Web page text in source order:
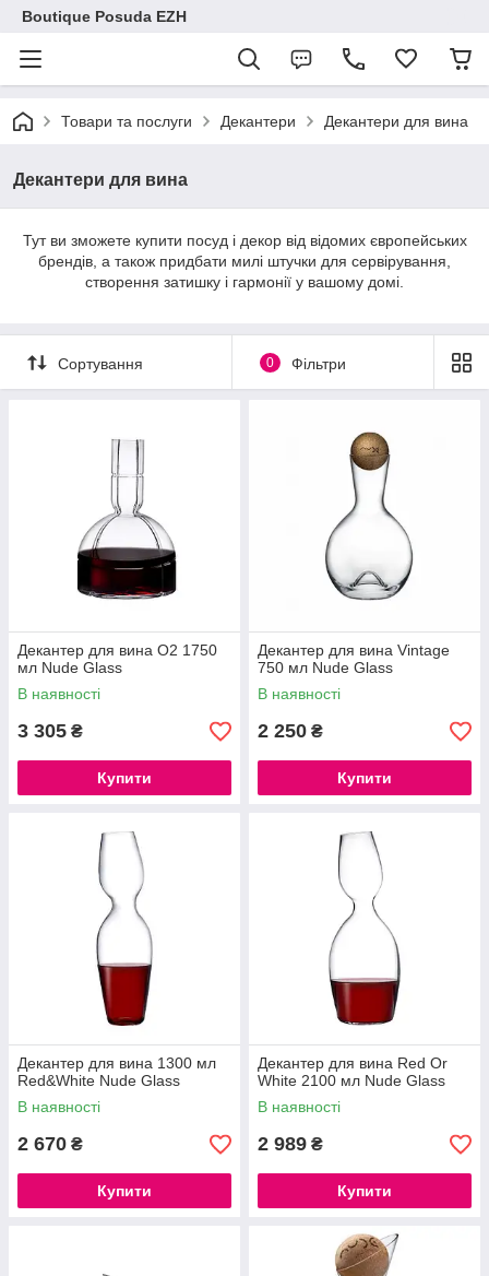
Boutique Posuda EZH
Товари та послуги Декантери Декантери для вина
Декантери для вина
Тут ви зможете купити посуд і декор від відомих європейських
брендів, а також придбати милі штучки для сервірування,
створення затишку і гармонії у вашому домі.
Сортування 0 Фільтри
Декантер для вина O2 1750
мл Nude Glass
В наявності
3 305 ₴
Купити
Декантер для вина Vintage
750 мл Nude Glass
В наявності
2 250 ₴
Купити
Декантер для вина 1300 мл
Red&White Nude Glass
В наявності
2 670 ₴
Купити
Декантер для вина Red Or
White 2100 мл Nude Glass
В наявності
2 989 ₴
Купити